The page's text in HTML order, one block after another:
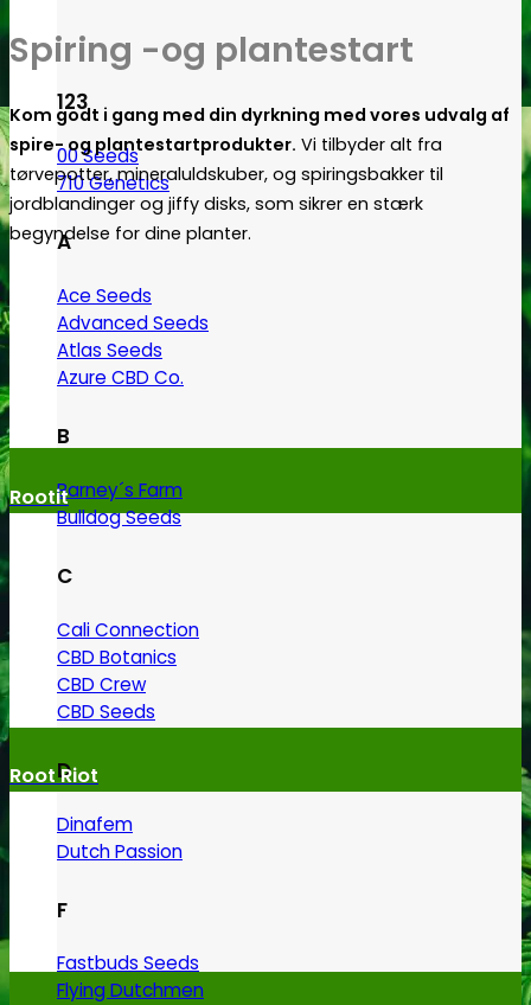
123
00 Seeds
710 Genetics
A
Ace Seeds
Advanced Seeds
Atlas Seeds
Azure CBD Co.
B
Barney´s Farm
Bulldog Seeds
C
Cali Connection
CBD Botanics
CBD Crew
CBD Seeds
D
Dinafem
Dutch Passion
F
Fastbuds Seeds
Flying Dutchmen
Spiring -og plantestart
Kom godt i gang med din dyrkning med vores udvalg af
spire- og plantestartprodukter. Vi tilbyder alt fra
tørvepotter, mineraluldskuber, og spiringsbakker til
jordblandinger og jiffy disks, som sikrer en stærk
begyndelse for dine planter.
Rootit
Root Riot